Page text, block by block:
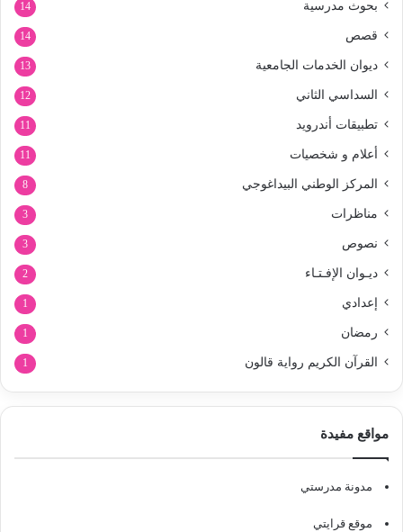
بحوث مدرسية 14
قصص 14
ديوان الخدمات الجامعية 13
السداسي الثاني 12
تطبيقات أندرويد 11
أعلام و شخصيات 11
المركز الوطني البيداغوجي 8
مناظرات 3
نصوص 3
ديـوان الإفـتـاء 2
إعدادي 1
رمضان 1
القرآن الكريم رواية قالون 1
مواقع مفيدة
مدونة مدرستي
موقع قرايتي